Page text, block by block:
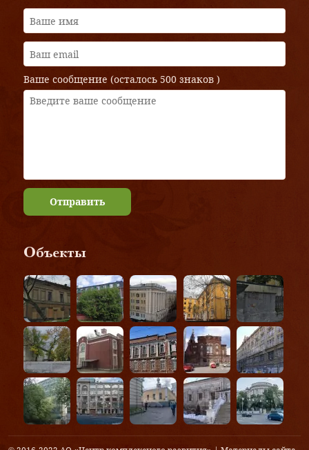
Ваше сообщение (осталось 500 знаков )
Отправить
Объекты